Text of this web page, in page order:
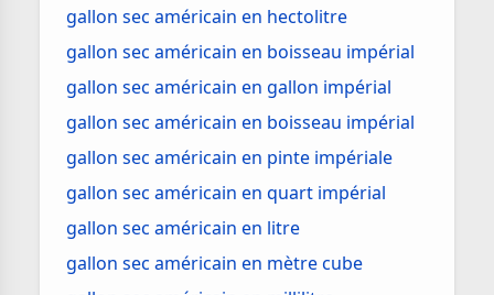
gallon sec américain en hectolitre
gallon sec américain en boisseau impérial
gallon sec américain en gallon impérial
gallon sec américain en boisseau impérial
gallon sec américain en pinte impériale
gallon sec américain en quart impérial
gallon sec américain en litre
gallon sec américain en mètre cube